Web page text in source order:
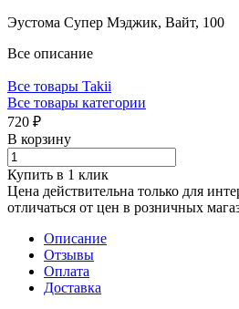
Эустома Супер Мэджик, Вайт, 100
Все описание
Все товары Takii
Все товары категории
720 ₽
В корзину
Купить в 1 клик
Цена действительна только для
отличаться от цен в розничных
Описание
Отзывы
Оплата
Доставка